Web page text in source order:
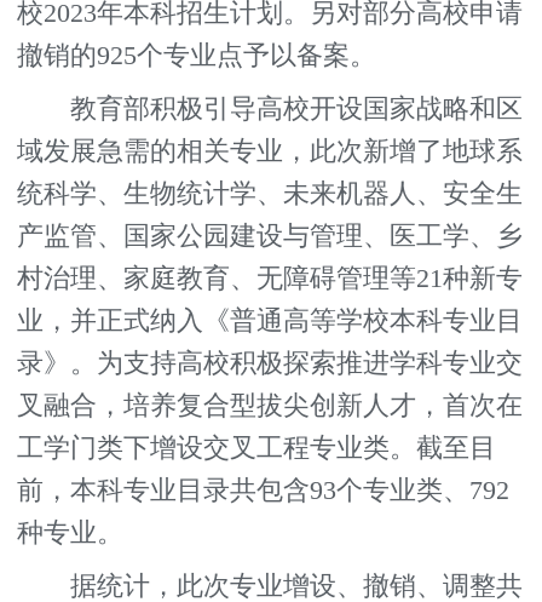
校2023年本科招生计划。另对部分高校申请
撤销的925个专业点予以备案。
教育部积极引导高校开设国家战略和区
域发展急需的相关专业，此次新增了地球系
统科学、生物统计学、未来机器人、安全生
产监管、国家公园建设与管理、医工学、乡
村治理、家庭教育、无障碍管理等21种新专
业，并正式纳入《普通高等学校本科专业目
录》。为支持高校积极探索推进学科专业交
叉融合，培养复合型拔尖创新人才，首次在
工学门类下增设交叉工程专业类。截至目
前，本科专业目录共包含93个专业类、792
种专业。
据统计，此次专业增设、撤销、调整共